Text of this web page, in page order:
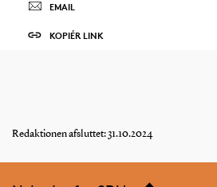
EMAIL
KOPIÉR LINK
Redaktionen afsluttet: 31.10.2024